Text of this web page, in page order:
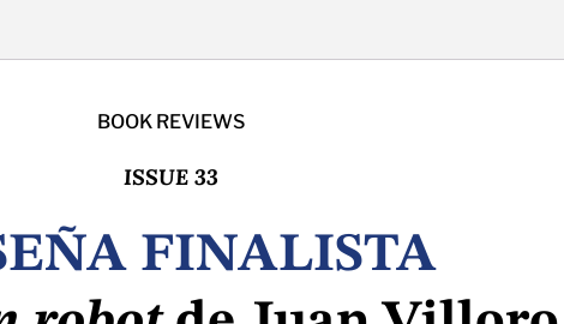
BOOK REVIEWS
ISSUE 33
FINALISTA